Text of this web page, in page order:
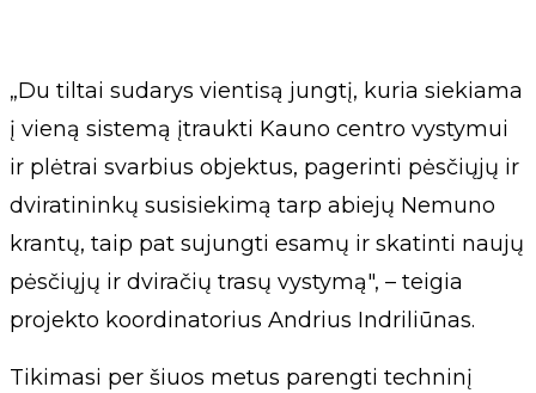
„Du tiltai sudarys vientisą jungtį, kuria siekiama
į vieną sistemą įtraukti Kauno centro vystymui
ir plėtrai svarbius objektus, pagerinti pėsčiųjų ir
dviratininkų susisiekimą tarp abiejų Nemuno
krantų, taip pat sujungti esamų ir skatinti naujų
pėsčiųjų ir dviračių trasų vystymą", – teigia
projekto koordinatorius Andrius Indriliūnas.
Tikimasi per šiuos metus parengti techninį